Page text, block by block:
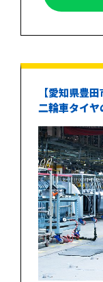
【愛知県豊
二輪車タイ